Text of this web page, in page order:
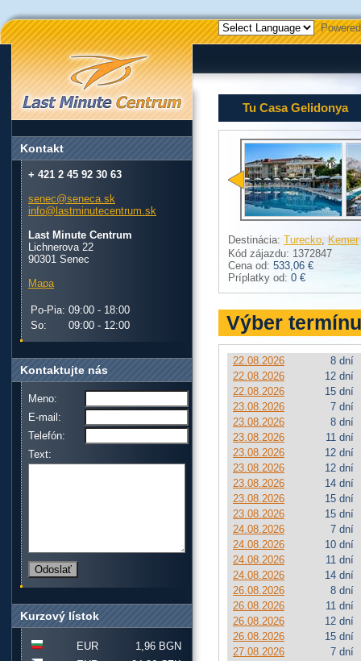
Tu Casa Gelidonya
Destinácia: Turecko, Kemer
Kód zájazdu: 1372847
Cena od: 533,06 €
Príplatky od: 0 €
Výber termínu
22.08.2026
8 dní
22.08.2026
12 dní
22.08.2026
15 dní
23.08.2026
7 dní
23.08.2026
8 dní
23.08.2026
11 dní
23.08.2026
12 dní
23.08.2026
12 dní
23.08.2026
14 dní
23.08.2026
15 dní
23.08.2026
15 dní
24.08.2026
7 dní
24.08.2026
10 dní
24.08.2026
11 dní
24.08.2026
14 dní
26.08.2026
8 dní
26.08.2026
11 dní
26.08.2026
12 dní
26.08.2026
15 dní
27.08.2026
7 dní
Kontakt
+ 421 2 45 92 30 63
senec@seneca.sk
info@lastminutecentrum.sk
Last Minute Centrum
Lichnerova 22
90301 Senec
Mapa
Po-Pia: 09:00 - 18:00
So:
09:00 - 12:00
Kontaktujte nás
Meno:
E-mail:
Telefón:
Text:
Kurzový lístok
EUR
1,96 BGN